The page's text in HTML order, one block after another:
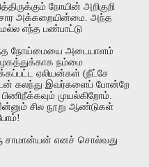
நோயின் அறிகுறி
அக்கறையின்மை அந்த
எந்த பண்பாட்டு
நோய்மையை அடையாளம்
நம்மை
ஏலியன்கள் (நீட்சே
கலந்து இவர்களைப் போன்றே
பிணிநீக்கவும் முயல்கிறோம்
சில நூறு ஆண்டுகள்
!
சாமான்யன் எனச் சொல்வது